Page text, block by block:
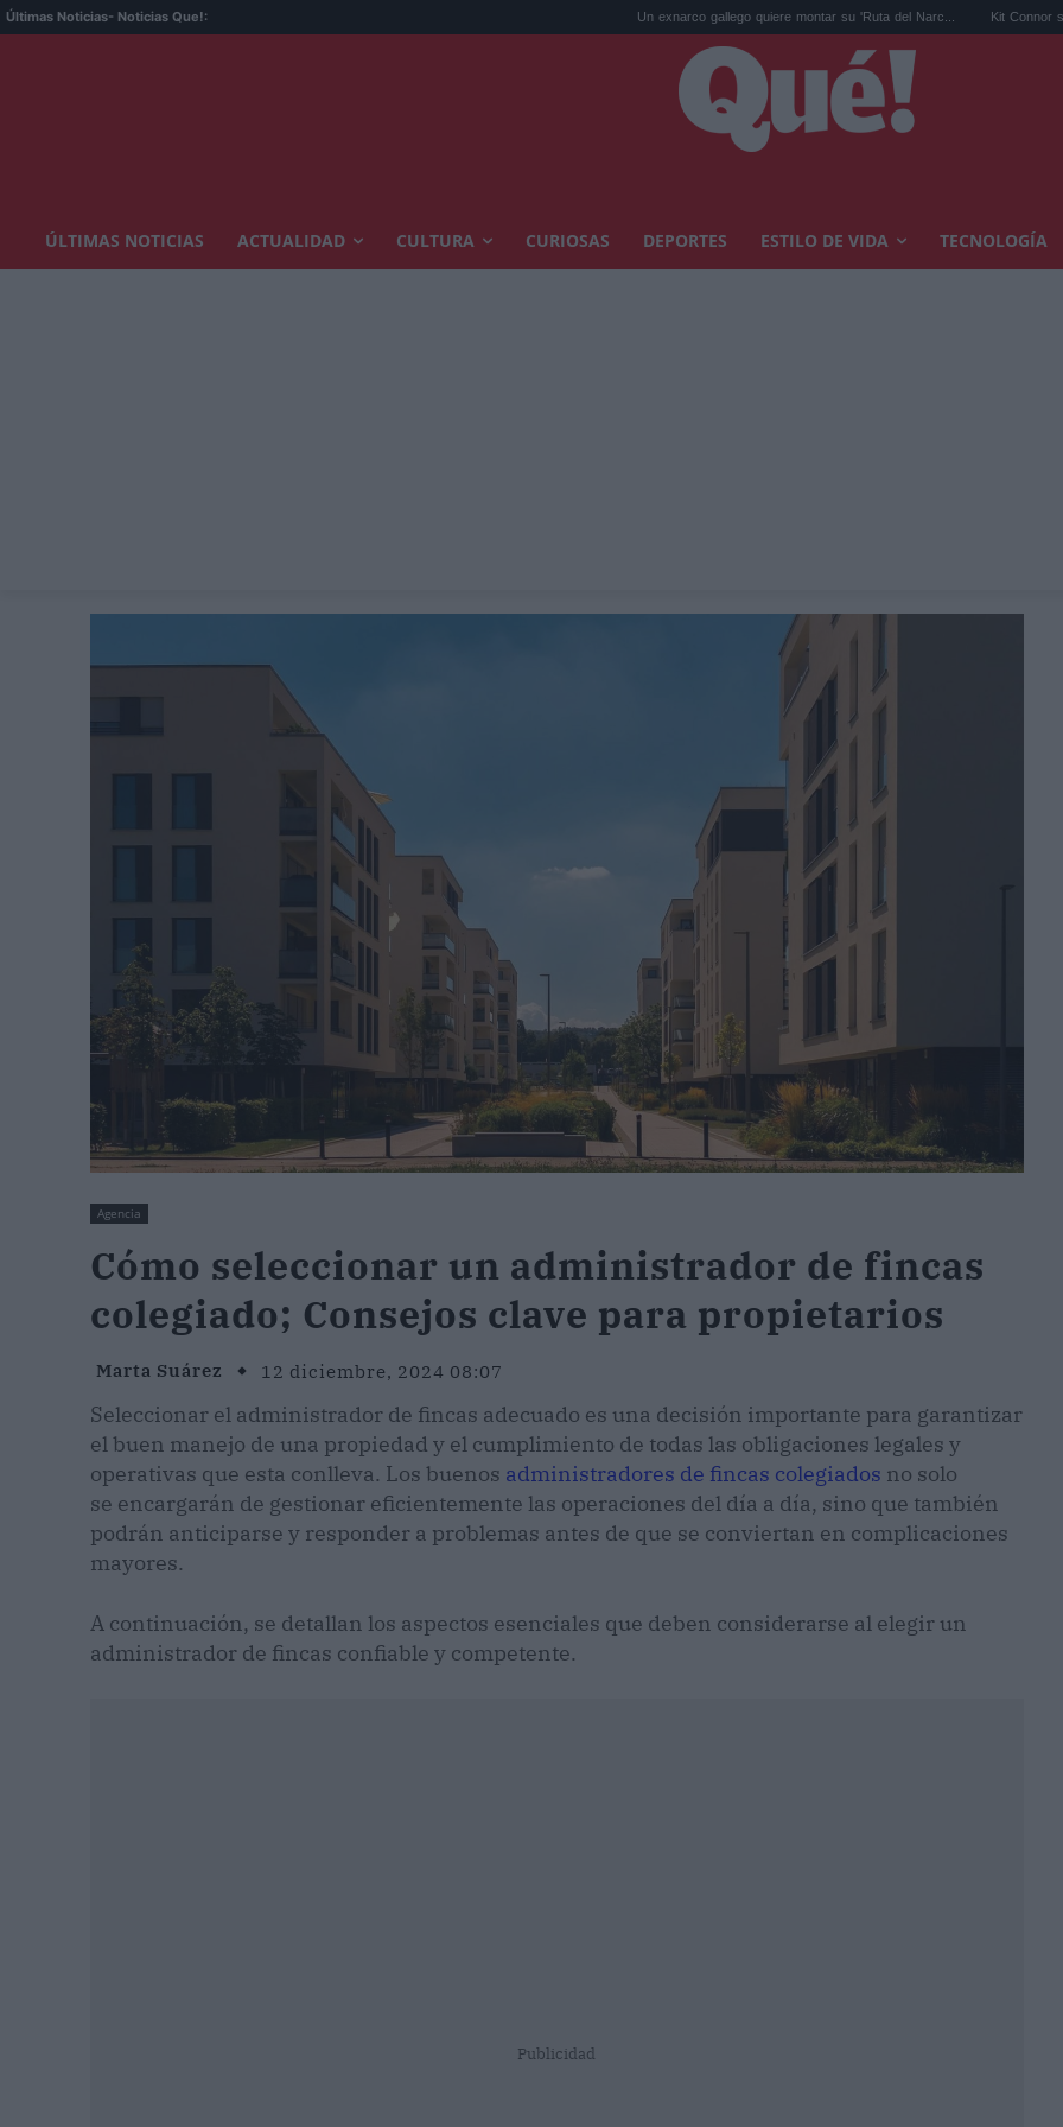
Últimas Noticias- Noticias Que!: Un exnarco gallego quiere montar su 'Ruta del Narc... Kit Connor será Cíclope
ÚLTIMAS NOTICIAS ACTUALIDAD CULTURA CURIOSAS DEPORTES ESTILO DE VIDA TECNOLOGÍA
Agencia
Cómo seleccionar un administrador de fincas
colegiado; Consejos clave para propietarios
Marta Suárez 12 diciembre, 2024 08:07
Seleccionar el administrador de fincas adecuado es una decisión importante para garantizar
el buen manejo de una propiedad y el cumplimiento de todas las obligaciones legales y
operativas que esta conlleva. Los buenos administradores de fincas colegiados no solo
se encargarán de gestionar eficientemente las operaciones del día a día, sino que también
podrán anticiparse y responder a problemas antes de que se conviertan en complicaciones
mayores.
A continuación, se detallan los aspectos esenciales que deben considerarse al elegir un
administrador de fincas confiable y competente.
Publicidad